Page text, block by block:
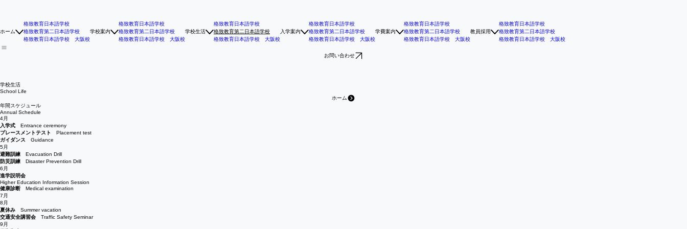
ホーム
格致教育日本語学校
格致教育第二日本語学校
格致教育日本語学校 大阪校
学校案内
格致教育日本語学校
格致教育第二日本語学校
格致教育日本語学校 大阪校
学校生活
格致教育日本語学校
格致教育第二日本語学校
格致教育日本語学校 大阪校
入学案内
格致教育日本語学校
格致教育第二日本語学校
格致教育日本語学校 大阪校
学費案内
格致教育日本語学校
格致教育第二日本語学校
格致教育日本語学校 大阪校
教員採用
格致教育日本語学校
格致教育第二日本語学校
格致教育日本語学校 大阪校
お問い合わせ
学校生活
School Life
ホーム
年間スケジュール
Annual Schedule
4月
入学式 Entrance ceremony
プレースメントテスト
Placement test
ガイダンス Guidance
5月
避難訓練 Evacuation Drill
防災訓練 Disaster Prevention Drill
6月
進学説明会
Higher Education Information Session
健康診断 Medical examination
7月
8月
夏休み Summer vacation
交通安全講習会 Traffic Safety Seminar
9月